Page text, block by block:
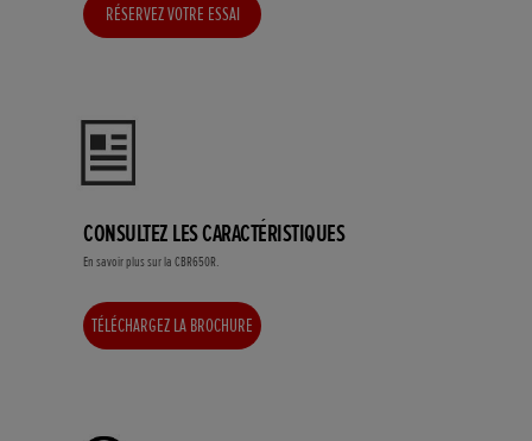
RÉSERVEZ VOTRE ESSAI
CONSULTEZ LES CARACTÉRISTIQUES
En savoir plus sur la CBR650R.
TÉLÉCHARGEZ LA BROCHURE